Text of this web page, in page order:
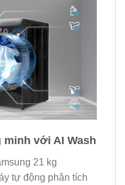
với AI Wash
21 kg
tự động phân tích